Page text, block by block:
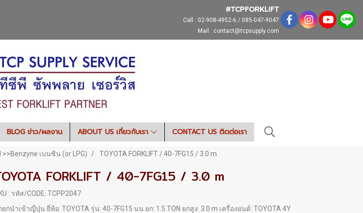
#TCPFORKLIFT
Call : 02-908-4952-6 / 085-047-9047
Mail : contact@tcpsupply.com
BLOG ข่าว/ผลงาน ABOUT US เกี่ยวกับเรา CONTACT US ติดต่อเรา
>>Benzyne เบนซิน (or LPG) TOYOTA FORKLIFT / 40-7FG15 / 3.0 m
FORKLIFT / 40-7FG15 / 3.0 m
: รหัส/CODE: TCPP2047
ยกนำเข้าญี่ปุ่น ยี่ห้อ: TOYOTA รุ่น: 40-7FG15 นน.ยก: 1.5 TON ยกสูง: 3.0 m เครื่องยนต์: TOYOTA 4Y